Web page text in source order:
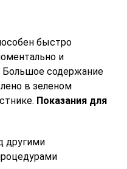
быстро
и
Большое содержание
в зеленом
Показания для
другими